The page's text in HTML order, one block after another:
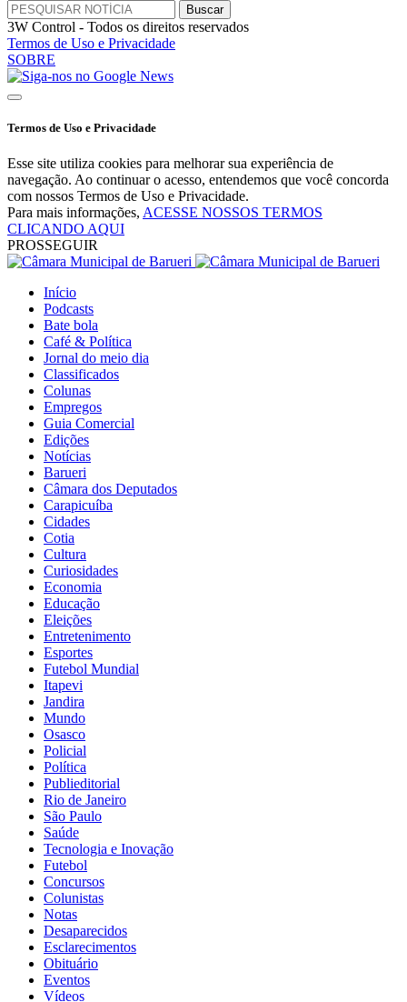
3W Control - Todos os direitos reservados
Termos de Uso e Privacidade
SOBRE
Termos de Uso e Privacidade
Esse site utiliza cookies para melhorar sua experiência de
navegação. Ao continuar o acesso, entendemos que você concorda
com nossos Termos de Uso e Privacidade.
Para mais informações, ACESSE NOSSOS TERMOS
CLICANDO AQUI
PROSSEGUIR
Início
Podcasts
Bate bola
Café & Política
Jornal do meio dia
Classificados
Colunas
Empregos
Guia Comercial
Edições
Notícias
Barueri
Câmara dos Deputados
Carapicuíba
Cidades
Cotia
Cultura
Curiosidades
Economia
Educação
Eleições
Entretenimento
Esportes
Futebol Mundial
Itapevi
Jandira
Mundo
Osasco
Policial
Política
Publieditorial
Rio de Janeiro
São Paulo
Saúde
Tecnologia e Inovação
Futebol
Concursos
Colunistas
Notas
Desaparecidos
Esclarecimentos
Obituário
Eventos
Vídeos